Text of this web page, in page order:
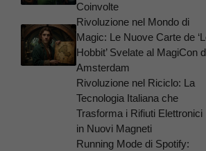
Coinvolte
Rivoluzione nel Mondo di
Magic: Le Nuove Carte de
Hobbit’ Svelate al MagiCon
Amsterdam
Rivoluzione nel Riciclo: La
Tecnologia Italiana che
Trasforma i Rifiuti Elettronici
in Nuovi Magneti
Running Mode di Spotify: